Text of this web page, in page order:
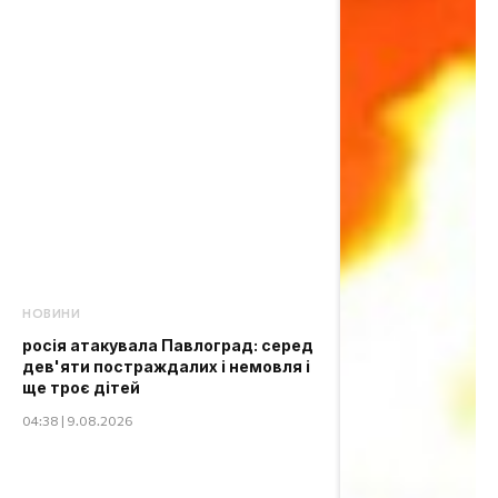
НОВИНИ
росія атакувала Павлоград: серед
дев'яти постраждалих і немовля і
ще троє дітей
04:38 | 9.08.2026